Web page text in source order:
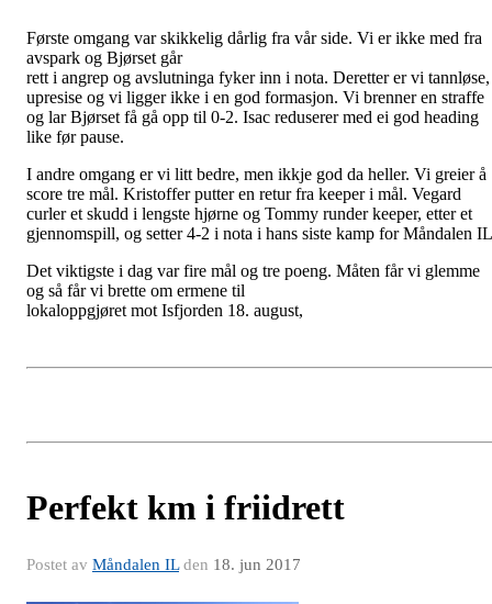
Første omgang var skikkelig dårlig fra vår side. Vi er ikke med fra
avspark og Bjørset går
rett i angrep og avslutninga fyker inn i nota. Deretter er vi tannløse,
upresise og vi ligger ikke i en god formasjon. Vi brenner en straffe
og lar Bjørset få gå opp til 0-2. Isac reduserer med ei god heading
like før pause.
I andre omgang er vi litt bedre, men ikkje god da heller. Vi greier å
score tre mål. Kristoffer putter en retur fra keeper i mål. Vegard
curler et skudd i lengste hjørne og Tommy runder keeper, etter et
gjennomspill, og setter 4-2 i nota i hans siste kamp for Måndalen
Det viktigste i dag var fire mål og tre poeng. Måten får vi glemme
og så får vi brette om ermene til
lokaloppgjøret mot Isfjorden 18. august,
Perfekt km i friidrett
Postet av Måndalen ILden 18. jun 2017